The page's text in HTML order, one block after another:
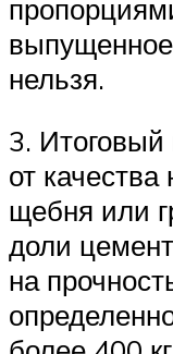
выпущенное
нельзя.
3. Итоговый
от качества
щебня или
доли
на